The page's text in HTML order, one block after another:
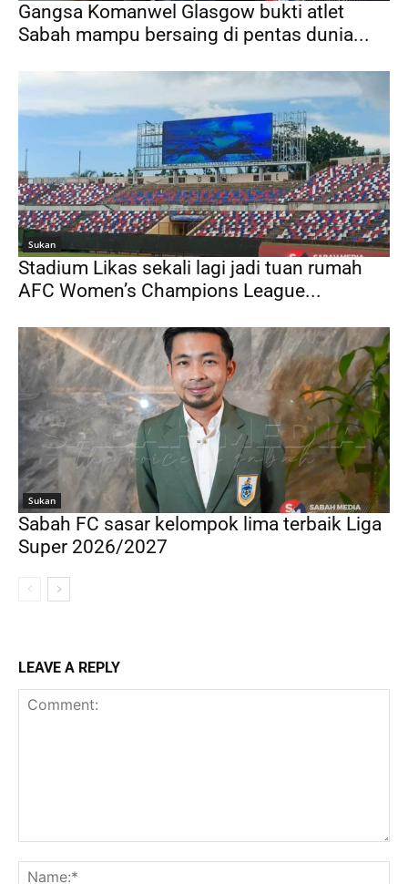
Gangsa Komanwel Glasgow bukti atlet
Sabah mampu bersaing di pentas dunia...
Sukan
Stadium Likas sekali lagi jadi tuan rumah
AFC Women’s Champions League...
Sukan
Sabah FC sasar kelompok lima terbaik Liga
Super 2026/2027
LEAVE A REPLY